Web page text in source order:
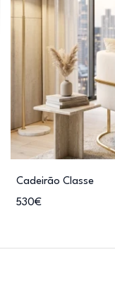
Cadeirão Classe
530€